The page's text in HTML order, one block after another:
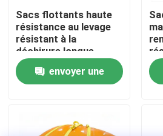
Demande de soumission
Airbags en caoutchouc de
Airbags gonflables pour les
Sacs flottants haute
résistance au levage
résistant à la
déchirure longue
durée de vie
envoyer une